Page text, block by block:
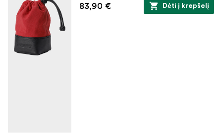
83,90 € Dėti į krepšelį